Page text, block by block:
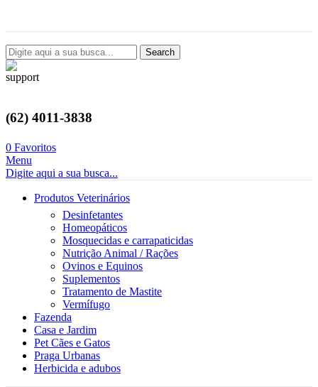
Search
(62) 4011-3838
0 Favoritos
Menu
Digite aqui a sua busca...
Produtos Veterinários
Desinfetantes
Homeopáticos
Mosquecidas e carrapaticidas
Nutrição Animal / Rações
Ovinos e Equinos
Suplementos
Tratamento de Mastite
Vermífugo
Fazenda
Casa e Jardim
Pet Cães e Gatos
Praga Urbanas
Herbicida e adubos